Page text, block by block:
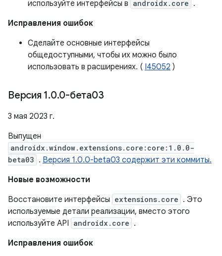
используйте интерфейсы в androidx.core .
Исправления ошибок
Сделайте основные интерфейсы
общедоступными, чтобы их можно было
использовать в расширениях. ( I45052 )
Версия 1.0.0-бета03
3 мая 2023 г.
Выпущен
androidx.window.extensions.core:core:1.0.0-
beta03 . Версия 1.0.0-beta03 содержит эти коммиты.
Новые возможности
Восстановите интерфейсы extensions.core . Это
используемые детали реализации, вместо этого
используйте API androidx.core .
Исправления ошибок